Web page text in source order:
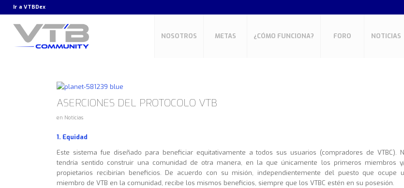
Ir a VTBDex
NOSOTROS METAS ¿CÓMO FUNCIONA? FORO NOTICIAS
ASERCIONES DEL PROTOCOLO VTB
en Noticias
1. Equidad
Este sistema fue diseñado para beneficiar equitativamente a todos sus usuarios (compradores de VTBC).
tendría sentido construir una comunidad de otra manera, en la que únicamente los primeros miembros
propietarios recibirían beneficios. De acuerdo con su misión, independientemente del puesto que ocupe
miembro de VTB en la comunidad, recibe los mismos beneficios, siempre que los VTBC estén en su posesión.